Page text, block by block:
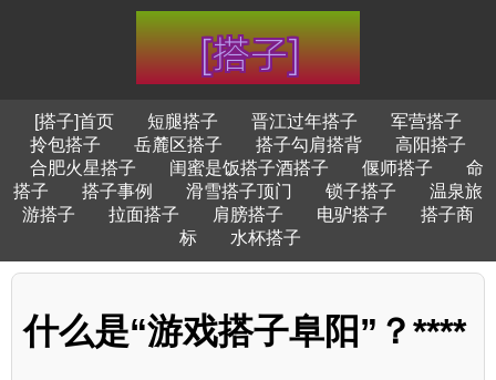
[搭子]首页 短腿搭子 晋江过年搭子
军营搭子
拎包搭子
岳麓区搭子 搭子勾肩搭背
高阳搭子
合肥火星搭子
闺蜜是饭搭子酒搭子 偃师搭子
命
搭子
搭子事例 滑雪搭子顶门 锁子搭子
温泉旅
游搭子
拉面搭子 肩膀搭子 电驴搭子
搭子商
标
水杯搭子
什么是“游戏搭子阜阳”？****